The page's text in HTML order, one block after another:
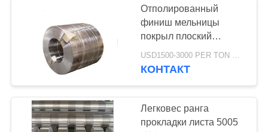
бар нержавеющей
стали круглый
Отполированный
финиш мельницы
покрыл плоский
Бендабле
алюминиевый крен
КОНТАКТ
Легковес ранга
прокладки листа 5005